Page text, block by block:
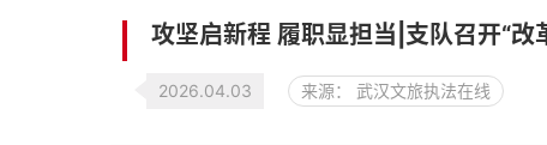
攻坚启新程 履职显担当|支队召开“改
2026.04.03 来源： 武汉文旅执法在线